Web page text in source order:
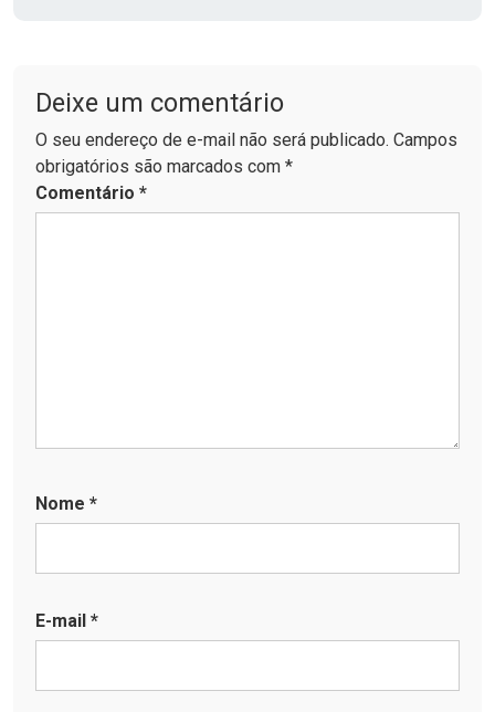
Deixe um comentário
O seu endereço de e-mail não será publicado. Campos
obrigatórios são marcados com *
Comentário *
Nome *
E-mail *